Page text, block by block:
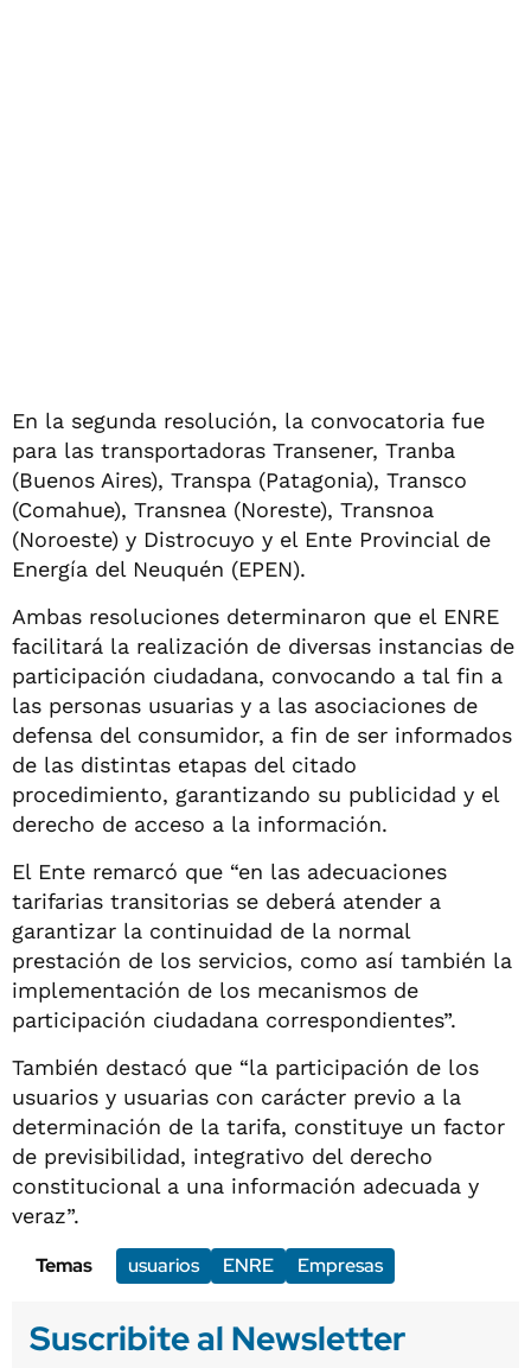
En la segunda resolución, la convocatoria fue
para las transportadoras Transener, Tranba
(Buenos Aires), Transpa (Patagonia), Transco
(Comahue), Transnea (Noreste), Transnoa
(Noroeste) y Distrocuyo y el Ente Provincial de
Energía del Neuquén (EPEN).
Ambas resoluciones determinaron que el ENRE
facilitará la realización de diversas instancias de
participación ciudadana, convocando a tal fin a
las personas usuarias y a las asociaciones de
defensa del consumidor, a fin de ser informados
de las distintas etapas del citado
procedimiento, garantizando su publicidad y el
derecho de acceso a la información.
El Ente remarcó que “en las adecuaciones
tarifarias transitorias se deberá atender a
garantizar la continuidad de la normal
prestación de los servicios, como así también la
implementación de los mecanismos de
participación ciudadana correspondientes”.
También destacó que “la participación de los
usuarios y usuarias con carácter previo a la
determinación de la tarifa, constituye un factor
de previsibilidad, integrativo del derecho
constitucional a una información adecuada y
veraz”.
Temas
usuarios ENRE Empresas
Suscribite al Newsletter